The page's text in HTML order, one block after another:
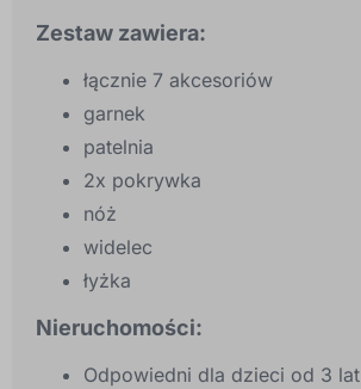
Zestaw zawiera:
łącznie 7 akcesoriów
garnek
patelnia
2x pokrywka
nóż
widelec
łyżka
Nieruchomości:
Odpowiedni dla dzieci od 3 lat